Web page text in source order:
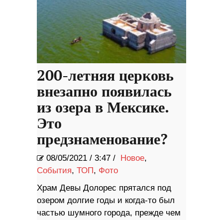
200-летняя церковь
внезапно появилась
из озера в Мексике.
Это
предзнаменование?
08/05/2021 / 3:47 / Новое,
События, ТОП, Фото
Храм Девы Долорес прятался под
озером долгие годы и когда-то был
частью шумного города, прежде чем